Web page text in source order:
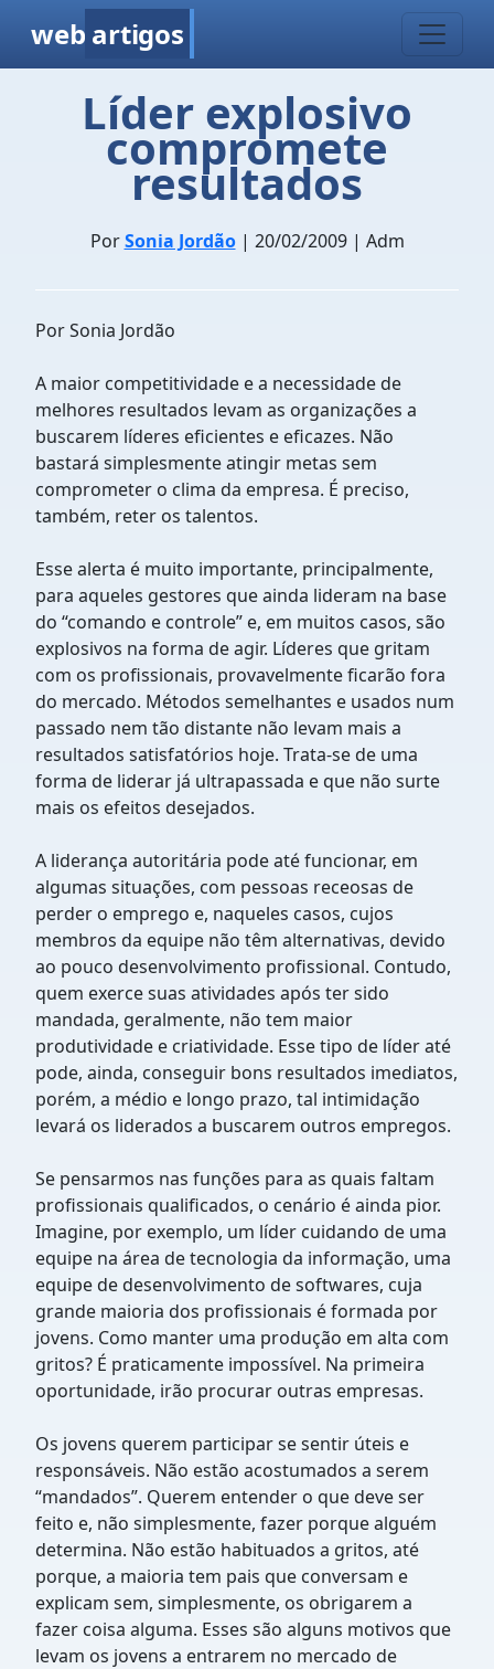
web artigos
Líder explosivo
compromete
resultados
PorSonia Jordão| 20/02/2009 | Adm
Por Sonia Jordão
A maior competitividade e a necessidade de
melhores resultados levam as organizações a
buscarem líderes eficientes e eficazes. Não
bastará simplesmente atingir metas sem
comprometer o clima da empresa. É preciso,
também, reter os talentos.
Esse alerta é muito importante, principalmente,
para aqueles gestores que ainda lideram na base
do “comando e controle” e, em muitos casos, são
explosivos na forma de agir. Líderes que gritam
com os profissionais, provavelmente ficarão fora
do mercado. Métodos semelhantes e usados num
passado nem tão distante não levam mais a
resultados satisfatórios hoje. Trata-se de uma
forma de liderar já ultrapassada e que não surte
mais os efeitos desejados.
A liderança autoritária pode até funcionar, em
algumas situações, com pessoas receosas de
perder o emprego e, naqueles casos, cujos
membros da equipe não têm alternativas, devido
ao pouco desenvolvimento profissional. Contudo,
quem exerce suas atividades após ter sido
mandada, geralmente, não tem maior
produtividade e criatividade. Esse tipo de líder até
pode, ainda, conseguir bons resultados imediatos,
porém, a médio e longo prazo, tal intimidação
levará os liderados a buscarem outros empregos.
Se pensarmos nas funções para as quais faltam
profissionais qualificados, o cenário é ainda pior.
Imagine, por exemplo, um líder cuidando de uma
equipe na área de tecnologia da informação, uma
equipe de desenvolvimento de softwares, cuja
grande maioria dos profissionais é formada por
jovens. Como manter uma produção em alta com
gritos? É praticamente impossível. Na primeira
oportunidade, irão procurar outras empresas.
Os jovens querem participar se sentir úteis e
responsáveis. Não estão acostumados a serem
“mandados”. Querem entender o que deve ser
feito e, não simplesmente, fazer porque alguém
determina. Não estão habituados a gritos, até
porque, a maioria tem pais que conversam e
explicam sem, simplesmente, os obrigarem a
fazer coisa alguma. Esses são alguns motivos que
levam os jovens a entrarem no mercado de